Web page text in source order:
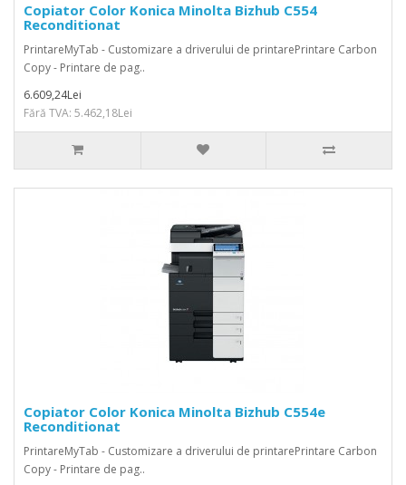
Copiator Color Konica Minolta Bizhub C554
Reconditionat
PrintareMyTab - Customizare a driverului de printarePrintare Carbon
Copy - Printare de pag..
6.609,24Lei
Fără TVA: 5.462,18Lei
Copiator Color Konica Minolta Bizhub C554e
Reconditionat
PrintareMyTab - Customizare a driverului de printarePrintare Carbon
Copy - Printare de pag..